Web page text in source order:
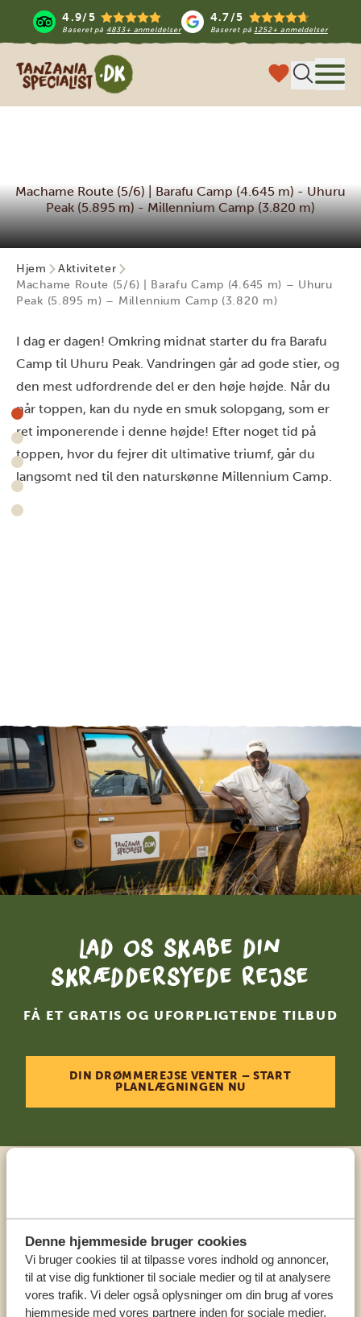
Denne hjemmeside bruger cookies
Vi bruger cookies til at tilpasse vores indhold og annoncer,
til at vise dig funktioner til sociale medier og til at analysere
vores trafik. Vi deler også oplysninger om din brug af vores
hjemmeside med vores partnere inden for sociale medier,
4.9/5
Baseret på 4833+ anmeldelser
4.7/5
Baseret på1252+ anmeldelser
Tanzania Specialist
Machame Route (5/6) | Barafu Camp (4.645 m) - Uhuru
Peak (5.895 m) - Millennium Camp (3.820 m)
Hjem
Aktiviteter
Machame Route (5/6) | Barafu Camp (4.645 m) – Uhuru
Peak (5.895 m) – Millennium Camp (3.820 m)
I dag er dagen! Omkring midnat starter du fra Barafu
Camp til Uhuru Peak. Vandringen går ad gode stier, og
den mest udfordrende del er den høje højde. Når du
når toppen, kan du nyde en smuk solopgang, som er
ret imponerende i denne højde! Efter noget tid på
toppen, hvor du fejrer dit ultimative triumf, går du
langsomt ned til den naturskønne Millennium Camp.
Lad os skabe din
skræddersyede rejse
FÅ ET GRATIS OG UFORPLIGTENDE TILBUD
DIN DRØMMEREJSE VENTER – START
PLANLÆGNINGEN NU
VORES SPECIALISTER SIDDER KLAR TIL AT
HJÆLPE DIG